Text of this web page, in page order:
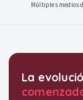
Múltiples medios
Destacados
La